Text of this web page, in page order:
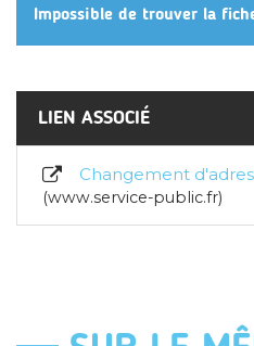
Impossible de trouver la
LIEN ASSOCIÉ
Changement
www.service-public.fr